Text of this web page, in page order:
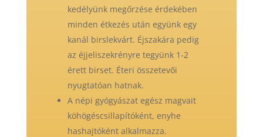
kedélyünk megőrzése érdekében
minden étkezés után együnk egy
kanál birslekvárt. Éjszakára pedig
az éjjeliszekrényre tegyünk 1-2
érett birset. Éteri összetevői
nyugtatóan hatnak.
A népi gyógyászat egész magvait
köhögéscsillapítóként, enyhe
hashajtóként alkalmazza.